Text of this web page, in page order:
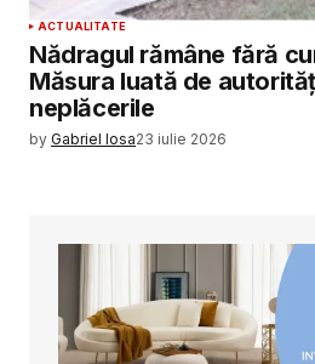
ACTUALITATE
Nădragul rămâne fără
Măsura luată de
neplăcerile
by Gabriel Iosa23 iulie 2026